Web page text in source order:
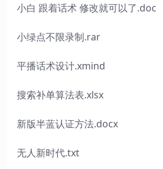
小白 跟着话术 修改就可以了.doc
小绿点不限录制.rar
平播话术设计.xmind
搜索补单算法表.xlsx
新版半蓝认证方法.docx
无人新时代.txt